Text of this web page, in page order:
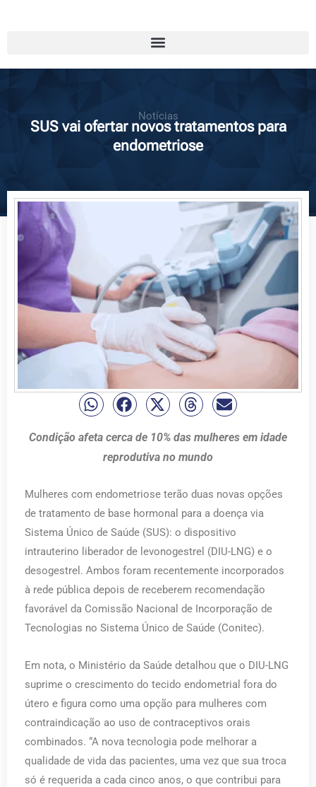
Notícias
SUS vai ofertar novos tratamentos para
endometriose
Condição afeta cerca de 10% das mulheres em idade
reprodutiva no mundo
Mulheres com endometriose terão duas novas opções
de tratamento de base hormonal para a doença via
Sistema Único de Saúde (SUS): o dispositivo
intrauterino liberador de levonogestrel (DIU-LNG) e o
desogestrel. Ambos foram recentemente incorporados
à rede pública depois de receberem recomendação
favorável da Comissão Nacional de Incorporação de
Tecnologias no Sistema Único de Saúde (Conitec).
Em nota, o Ministério da Saúde detalhou que o DIU-LNG
suprime o crescimento do tecido endometrial fora do
útero e figura como uma opção para mulheres com
contraindicação ao uso de contraceptivos orais
combinados. “A nova tecnologia pode melhorar a
qualidade de vida das pacientes, uma vez que sua troca
só é requerida a cada cinco anos, o que contribui para